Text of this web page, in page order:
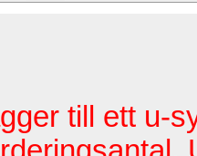
till ett u-